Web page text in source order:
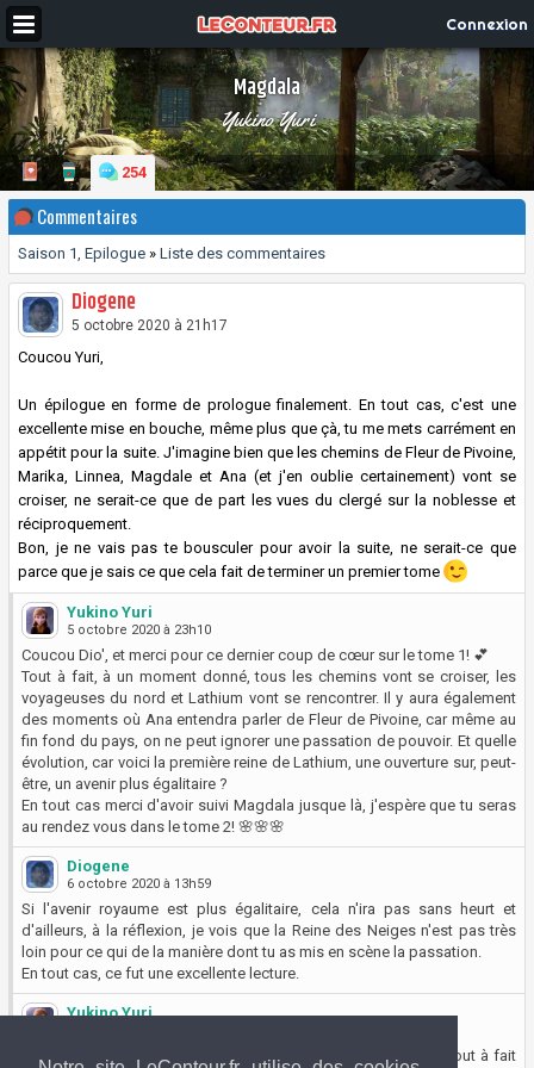
Connexion
Magdala
Yukino Yuri
254
Commentaires
Saison 1, Epilogue » Liste des commentaires
Diogene
5 octobre 2020 à 21h17
Coucou Yuri,
Un épilogue en forme de prologue finalement. En tout cas, c'est une
excellente mise en bouche, même plus que çà, tu me mets carrément en
appétit pour la suite. J'imagine bien que les chemins de Fleur de Pivoine,
Marika, Linnea, Magdale et Ana (et j'en oublie certainement) vont se
croiser, ne serait-ce que de part les vues du clergé sur la noblesse et
réciproquement.
Bon, je ne vais pas te bousculer pour avoir la suite, ne serait-ce que
parce que je sais ce que cela fait de terminer un premier tome
Yukino Yuri
5 octobre 2020 à 23h10
Coucou Dio', et merci pour ce dernier coup de cœur sur le tome 1! 💕
Tout à fait, à un moment donné, tous les chemins vont se croiser, les
voyageuses du nord et Lathium vont se rencontrer. Il y aura également
des moments où Ana entendra parler de Fleur de Pivoine, car même au
fin fond du pays, on ne peut ignorer une passation de pouvoir. Et quelle
évolution, car voici la première reine de Lathium, une ouverture sur, peut-
être, un avenir plus égalitaire ?
En tout cas merci d'avoir suivi Magdala jusque là, j'espère que tu seras
au rendez vous dans le tome 2! 🌸🌸🌸
Diogene
6 octobre 2020 à 13h59
Si l'avenir royaume est plus égalitaire, cela n'ira pas sans heurt et
d'ailleurs, à la réflexion, je vois que la Reine des Neiges n'est pas très
loin pour ce qui de la manière dont tu as mis en scène la passation.
En tout cas, ce fut une excellente lecture.
Yukino Yuri
Il y a de l'idée, même si là pour le coup, Fleur de Pivoine est tout à fait